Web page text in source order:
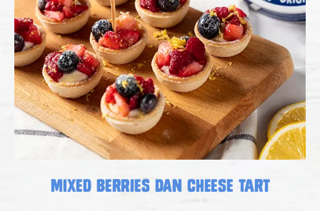
Mixed Berries dan Cheese Tart